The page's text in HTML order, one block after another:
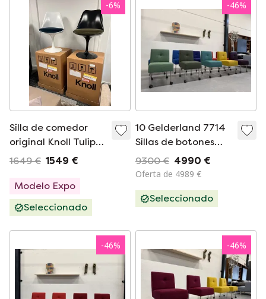
-6%
Silla de comedor
original Knoll Tulip
blanca o negra
terciopelo
1649 € 1549 €
Modelo Expo
Seleccionado
-46%
10 Gelderland 7714
Sillas de botones
con ruedas Silla de
diseño de tela
9300 € 4990 €
Oferta de 4989 €
Seleccionado
-46% -46%